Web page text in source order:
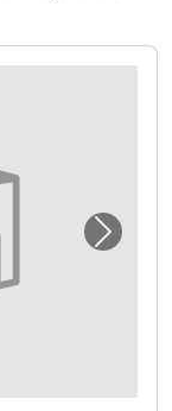
in Medraz